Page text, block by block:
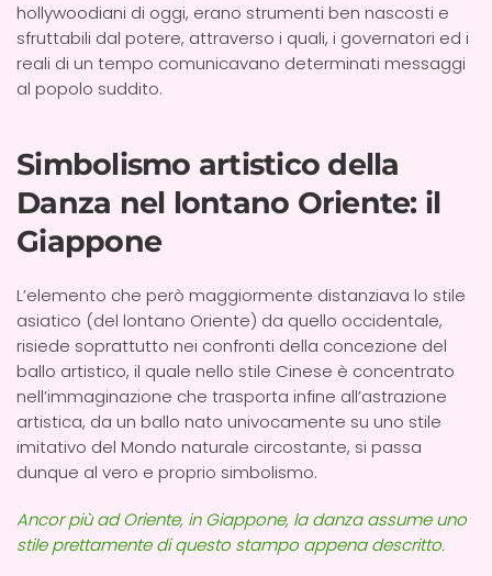
hollywoodiani di oggi, erano strumenti ben nascosti e
sfruttabili dal potere, attraverso i quali, i governatori ed i
reali di un tempo comunicavano determinati messaggi
al popolo suddito.
Simbolismo artistico della
Danza nel lontano Oriente: il
Giappone
L’elemento che però maggiormente distanziava lo stile
asiatico (del lontano Oriente) da quello occidentale,
risiede soprattutto nei confronti della concezione del
ballo artistico, il quale nello stile Cinese è concentrato
nell’immaginazione che trasporta infine all’astrazione
artistica, da un ballo nato univocamente su uno stile
imitativo del Mondo naturale circostante, si passa
dunque al vero e proprio simbolismo.
Ancor più ad Oriente, in Giappone, la danza assume uno
stile prettamente di questo stampo appena descritto.